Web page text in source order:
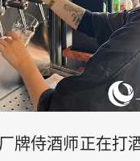
牌侍酒师正在打